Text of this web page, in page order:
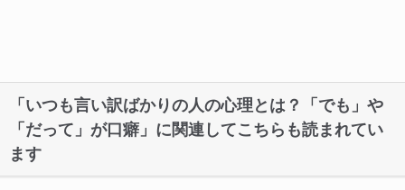
「いつも言い訳ばかりの人の心理とは？「でも」や
「だって」が口癖」に関連してこちらも読まれてい
ます